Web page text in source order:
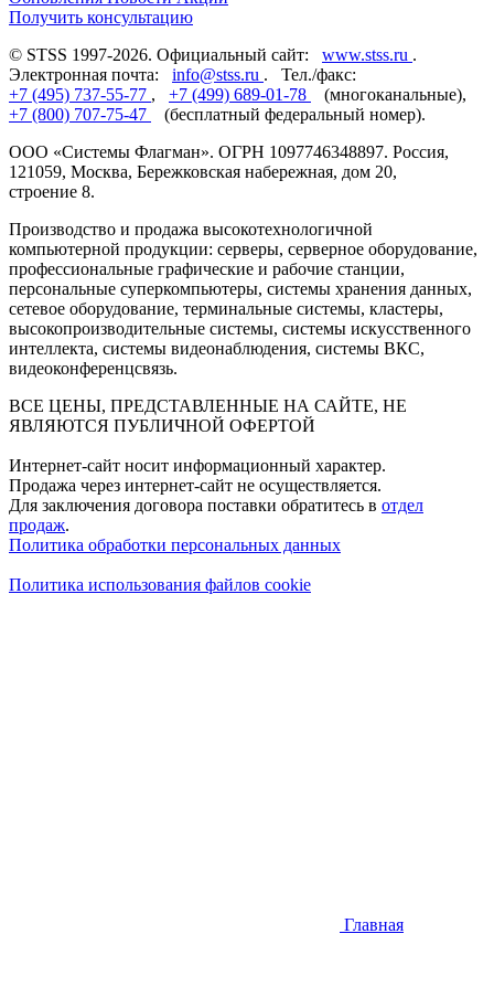
Получить консультацию
© STSS 1997-2026. Официальный сайт: www.stss.ru .
Электронная почта: info@stss.ru . Тел./факс:
+7 (495) 737-55-77 , +7 (499) 689-01-78
(многоканальные),
+7 (800) 707-75-47
(бесплатный федеральный номер).
ООО «Системы Флагман». ОГРН 1097746348897. Россия,
121059, Москва, Бережковская набережная, дом 20,
строение 8.
Производство и продажа высокотехнологичной
компьютерной продукции: серверы, серверное оборудование,
профессиональные графические и рабочие станции,
персональные суперкомпьютеры, системы хранения данных,
сетевое оборудование, терминальные системы, кластеры,
высокопроизводительные системы, системы искусственного
интеллекта, системы видеонаблюдения, системы ВКС,
видеоконференцсвязь.
ВСЕ ЦЕНЫ, ПРЕДСТАВЛЕННЫЕ НА САЙТЕ, НЕ
ЯВЛЯЮТСЯ ПУБЛИЧНОЙ ОФЕРТОЙ
Интернет-сайт носит информационный характер.
Продажа через интернет-сайт не осуществляется.
Для заключения договора поставки обратитесь в отдел
продаж.
Политика обработки персональных данных
Политика использования файлов cookie
Главная